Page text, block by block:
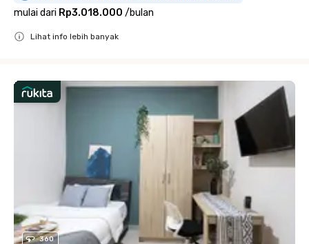
mulai dari Rp3.018.000 /bulan
Lihat info lebih banyak
360